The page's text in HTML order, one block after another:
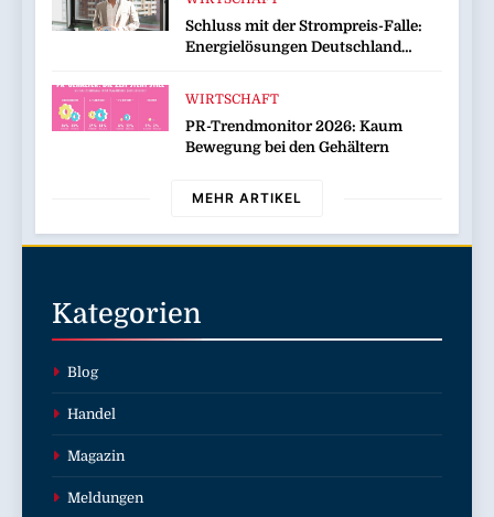
Schluss mit der Strompreis-Falle:
Energielösungen Deutschland
WIRTSCHAFT
PR-Trendmonitor 2026: Kaum
Bewegung bei den Gehältern
MEHR ARTIKEL
Kategorien
Blog
Handel
Magazin
Meldungen